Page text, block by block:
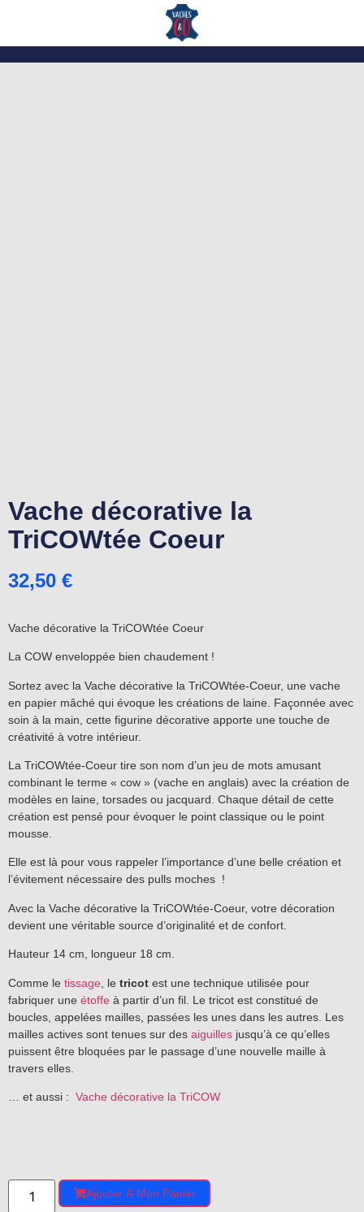
Vache décorative la
TriCOWtée Coeur
32,50 €
Vache décorative la TriCOWtée Coeur
La COW enveloppée bien chaudement !
Sortez avec la Vache décorative la TriCOWtée-Coeur, une vache
en papier mâché qui évoque les créations de laine. Façonnée avec
soin à la main, cette figurine décorative apporte une touche de
créativité à votre intérieur.
La TriCOWtée-Coeur tire son nom d’un jeu de mots amusant
combinant le terme « cow » (vache en anglais) avec la création de
modèles en laine, torsades ou jacquard. Chaque détail de cette
création est pensé pour évoquer le point classique ou le point
mousse.
Elle est là pour vous rappeler l’importance d’une belle création et
l’évitement nécessaire des pulls moches !
Avec la Vache décorative la TriCOWtée-Coeur, votre décoration
devient une véritable source d’originalité et de confort.
Hauteur 14 cm, longueur 18 cm.
Comme le tissage , le tricot est une technique utilisée pour
fabriquer une étoffe à partir d’un fil. Le tricot est constitué de
boucles, appelées mailles, passées les unes dans les autres. Les
mailles actives sont tenues sur des aiguilles jusqu’à ce qu’elles
puissent être bloquées par le passage d’une nouvelle maille à
travers elles.
… et aussi : Vache décorative la TriCOW
Ajouter À Mon Panier